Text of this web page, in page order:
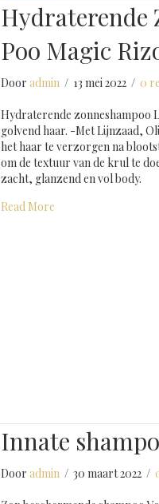
Hydraterende
Poo Magic
Dooradmin / 13 mei 2022 / 0
Hydraterende zonneshampoo
golvend haar. -Met Lijnzaad,
het haar te verzorgen na
om de textuur van de krul te
zacht, glanzend en vol body.
Read More
Innate
Dooradmin / 30 maart 2022 /